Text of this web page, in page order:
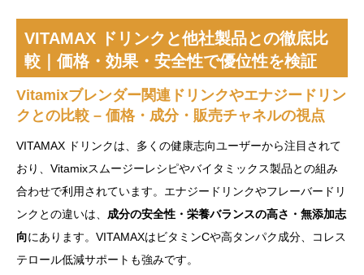
VITAMAX ドリンクと他社製品との徹底比
較｜価格・効果・安全性で優位性を検証
Vitamixブレンダー関連ドリンクやエナジードリン
クとの比較 – 価格・成分・販売チャネルの視点
VITAMAX ドリンクは、多くの健康志向ユーザーから注目されて
おり、Vitamixスムージーレシピやバイタミックス製品との組み
合わせで利用されています。エナジードリンクやフレーバードリ
ンクとの違いは、 成分の安全性・栄養バランスの高さ・無添加志
向にあります。VITAMAXはビタミンCや高タンパク成分、コレス
テロール低減サポートも強みです。